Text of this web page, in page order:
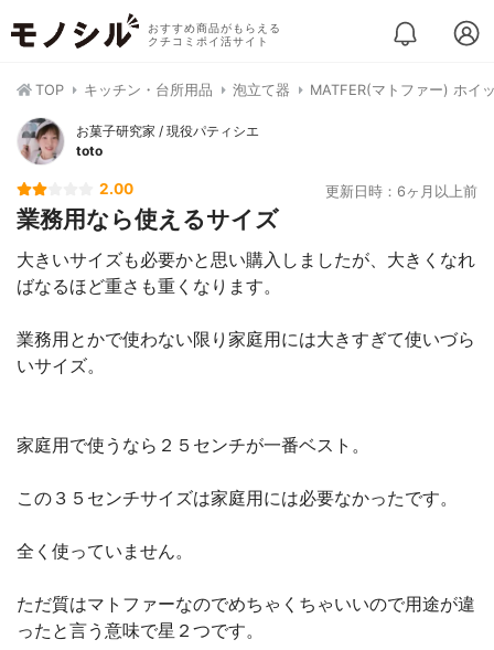
おすすめ商品がもらえる
クチコミポイ活サイト
TOP キッチン・台所用品 泡立て器 MATFER(マトファー) ホイ
お菓子研究家 / 現役パティシエ
toto
2.00 更新日時：6ヶ月以上前
業務用なら使えるサイズ
大きいサイズも必要かと思い購入しましたが、大きくなれ
ばなるほど重さも重くなります。
業務用とかで使わない限り家庭用には大きすぎて使いづら
いサイズ。
家庭用で使うなら２５センチが一番ベスト。
この３５センチサイズは家庭用には必要なかったです。
全く使っていません。
ただ質はマトファーなのでめちゃくちゃいいので用途が違
ったと言う意味で星２つです。